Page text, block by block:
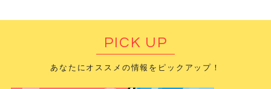
PICK UP
あなたにオススメの情報をピックアップ！